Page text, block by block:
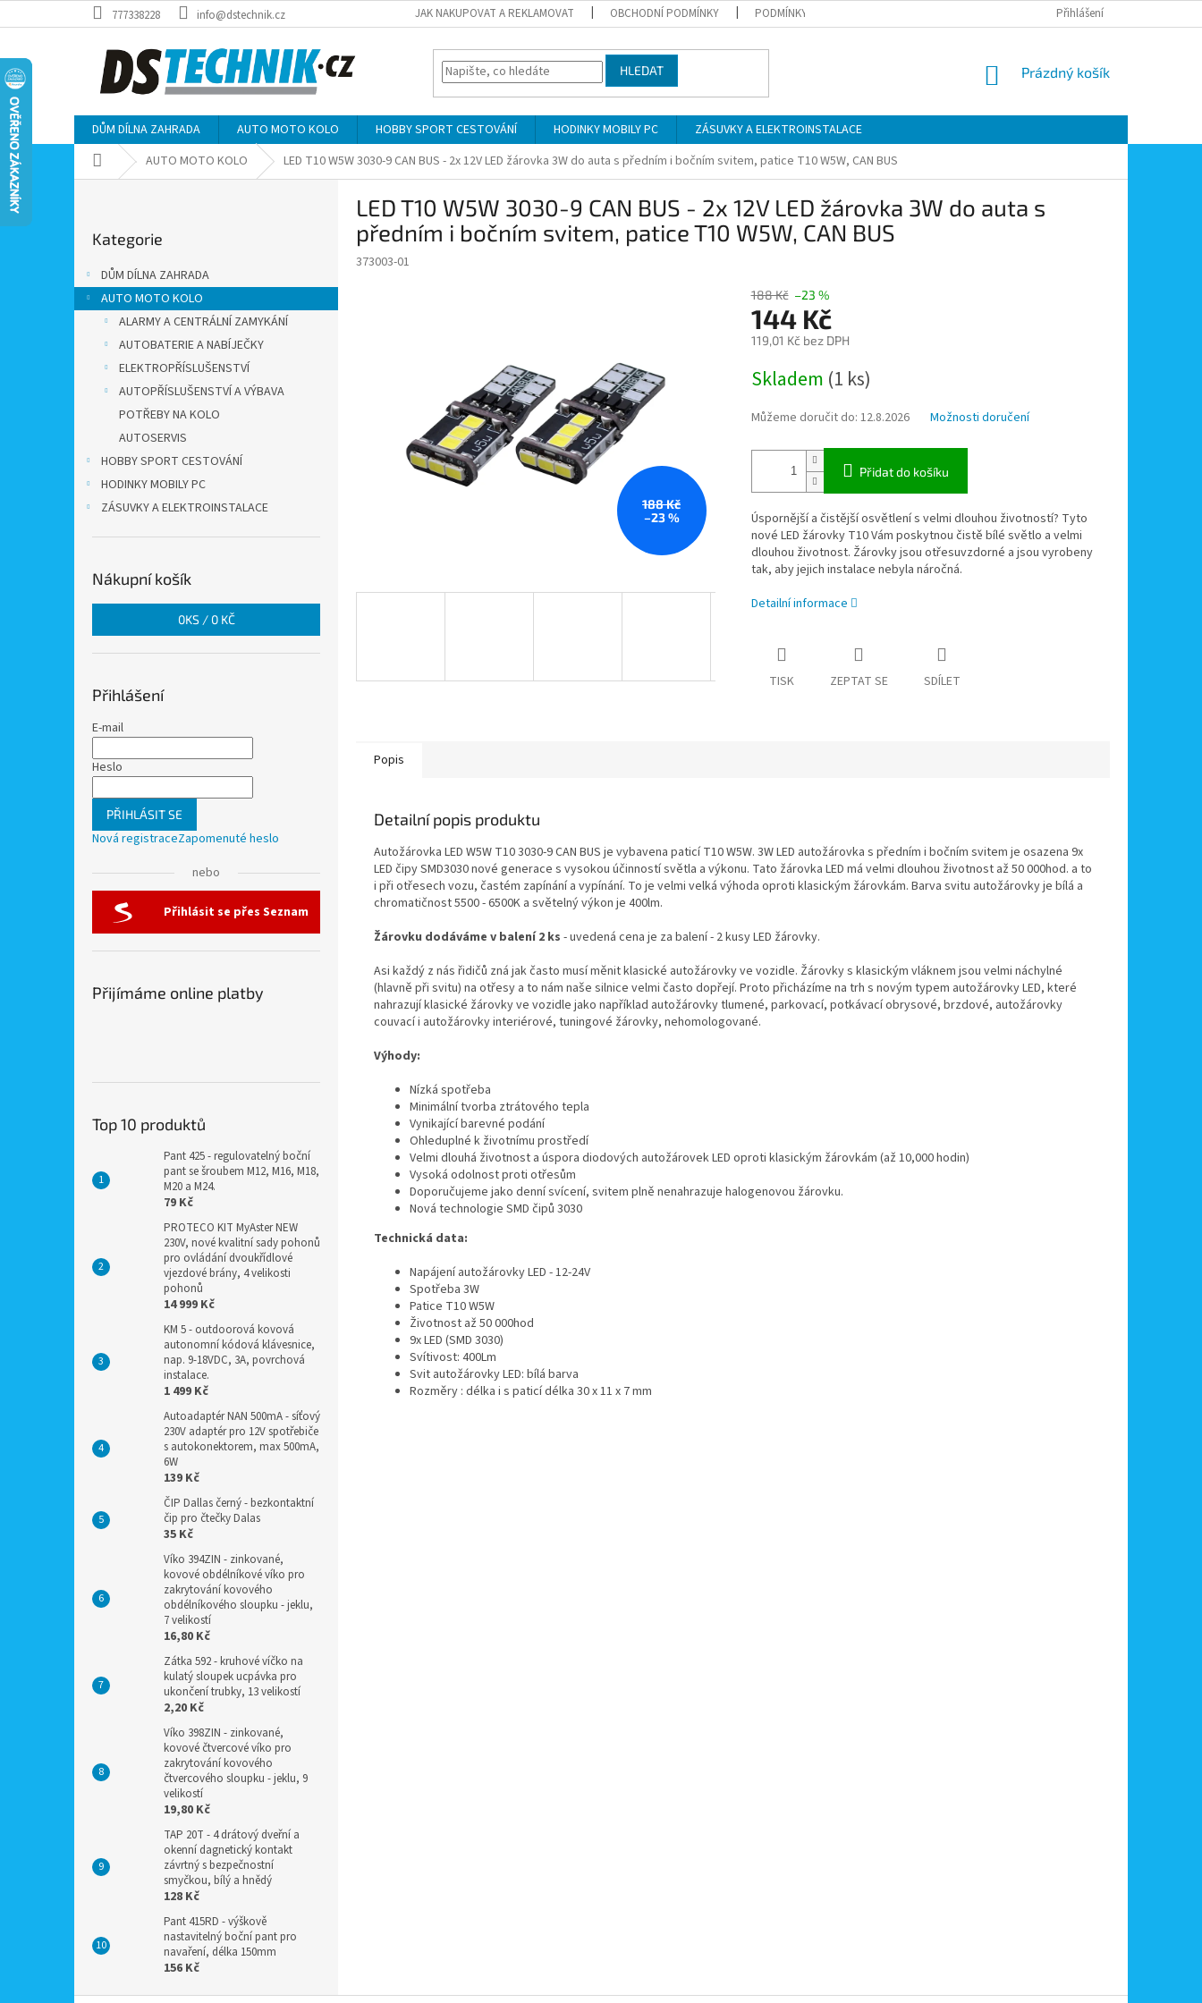
na
777338228 info@dstechnik.cz JAK NAKUPOVAT A REKLAMOVAT OBCHODNÍ PODMÍNKY PODMÍNKY OCHRANY OSOBNÍCH ÚDAJŮ MOJE OBJEDNÁVKA
Přihlášení
HLEDAT
NÁKUPNÍ
Prázdný košík
DŮM DÍLNA ZAHRADA AUTO MOTO KOLO HOBBY SPORT CESTOVÁNÍ HODINKY MOBILY PC
ZÁSUVKY A ELEKTROINSTALACE
Domů AUTO MOTO KOLO LED T10 W5W 3030-9 CAN BUS - 2x 12V LED žárovka 3W do auta s předním i bočním svitem, patice T10 W5W, CAN BUS
a
n
kategorie
Kategorie
DŮM DÍLNA ZAHRADA
AUTO MOTO KOLO
ALARMY A CENTRÁLNÍ ZAMYKÁNÍ
AUTOBATERIE A NABÍJEČKY
ELEKTROPŘÍSLUŠENSTVÍ
AUTOPŘÍSLUŠENSTVÍ A VÝBAVA
POTŘEBY NA KOLO
AUTOSERVIS
HOBBY SPORT CESTOVÁNÍ
HODINKY MOBILY PC
ZÁSUVKY A ELEKTROINSTALACE
Nákupní košík
0KS / 0 KČ
Přihlášení
E-mail
Heslo
PŘIHLÁSIT SE
Nová registraceZapomenuté heslo
nebo
Přihlásit se přes Seznam
Přijímáme online platby
Top 10 produktů
Pant 425 - regulovatelný boční
pant se šroubem M12, M16, M18,
M20 a M24.
79 Kč
PROTECO KIT MyAster NEW
230V, nové kvalitní sady pohonů
pro ovládání dvoukřídlové
vjezdové brány, 4 velikosti
pohonů
14 999 Kč
KM 5 - outdoorová kovová
autonomní kódová klávesnice,
nap. 9-18VDC, 3A, povrchová
instalace.
1 499 Kč
Autoadaptér NAN 500mA - síťový
230V adaptér pro 12V spotřebiče
s autokonektorem, max 500mA,
6W
139 Kč
ČIP Dallas černý - bezkontaktní
čip pro čtečky Dalas
35 Kč
Víko 394ZIN - zinkované,
kovové obdélníkové víko pro
zakrytování kovového
obdélníkového sloupku - jeklu,
7 velikostí
16,80 Kč
Zátka 592 - kruhové víčko na
kulatý sloupek ucpávka pro
ukončení trubky, 13 velikostí
2,20 Kč
Víko 398ZIN - zinkované,
kovové čtvercové víko pro
zakrytování kovového
čtvercového sloupku - jeklu, 9
velikostí
19,80 Kč
TAP 20T - 4 drátový dveřní a
okenní dagnetický kontakt
závrtný s bezpečnostní
smyčkou, bílý a hnědý
128 Kč
Pant 415RD - výškově
nastavitelný boční pant pro
navaření, délka 150mm
156 Kč
LED T10 W5W 3030-9 CAN BUS - 2x 12V LED žárovka 3W do auta s
předním i bočním svitem, patice T10 W5W, CAN BUS
373003-01
188 Kč
–23 %
188 Kč –23 %
144 Kč
119,01 Kč bez DPH
cena:
Skladem (1 ks)
Můžeme doručit do: 12.8.2026 Možnosti doručení
Přidat do košíku
Úspornější a čistější osvětlení s velmi dlouhou životností? Tyto
nové LED žárovky T10 Vám poskytnou čistě bílé světlo a velmi
dlouhou životnost. Žárovky jsou otřesuvzdorné a jsou vyrobeny
tak, aby jejich instalace nebyla náročná.
Detailní informace
TISK ZEPTAT SE SDÍLET
Popis
Detailní popis produktu
Autožárovka LED W5W T10 3030-9 CAN BUS je vybavena paticí T10 W5W. 3W LED autožárovka s předním i bočním svitem je osazena 9x
LED čipy SMD3030 nové generace s vysokou účinností světla a výkonu. Tato žárovka LED má velmi dlouhou životnost až 50 000hod. a to
i při otřesech vozu, častém zapínání a vypínání. To je velmi velká výhoda oproti klasickým žárovkám. Barva svitu autožárovky je bílá a
chromatičnost 5500 - 6500K a světelný výkon je 400lm.
Žárovku dodáváme v balení 2 ks - uvedená cena je za balení - 2 kusy LED žárovky.
Asi každý z nás řidičů zná jak často musí měnit klasické autožárovky ve vozidle. Žárovky s klasickým vláknem jsou velmi náchylné
(hlavně při svitu) na otřesy a to nám naše silnice velmi často dopřejí. Proto přicházíme na trh s novým typem autožárovky LED, které
nahrazují klasické žárovky ve vozidle jako například autožárovky tlumené, parkovací, potkávací obrysové, brzdové, autožárovky
couvací i autožárovky interiérové, tuningové žárovky, nehomologované.
Výhody:
Nízká spotřeba
Minimální tvorba ztrátového tepla
Vynikající barevné podání
Ohleduplné k životnímu prostředí
Velmi dlouhá životnost a úspora diodových autožárovek LED oproti klasickým žárovkám (až 10,000 hodin)
Vysoká odolnost proti otřesům
Doporučujeme jako denní svícení, svitem plně nenahrazuje halogenovou žárovku.
Nová technologie SMD čipů 3030
Technická data:
Napájení autožárovky LED - 12-24V
Spotřeba 3W
Patice T10 W5W
Životnost až 50 000hod
9x LED (SMD 3030)
Svítivost: 400Lm
Svit autožárovky LED: bílá barva
Rozměry : délka i s paticí délka 30 x 11 x 7 mm